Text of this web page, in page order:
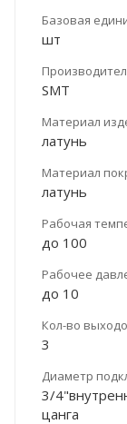
Базовая
шт
SMT
Материал
латунь
Материал
латунь
Рабочая
до 100
Рабочее
до 10
Кол-во
3
Диаметр
3/
цанга